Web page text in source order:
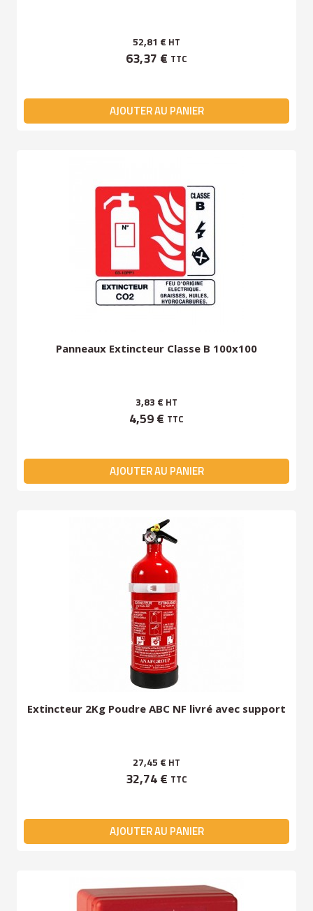
52,81 € HT
63,37 € TTC
AJOUTER AU PANIER
Panneaux Extincteur Classe B 100x100
3,83 € HT
4,59 € TTC
AJOUTER AU PANIER
Extincteur 2Kg Poudre ABC NF livré avec support
27,45 € HT
32,74 € TTC
AJOUTER AU PANIER